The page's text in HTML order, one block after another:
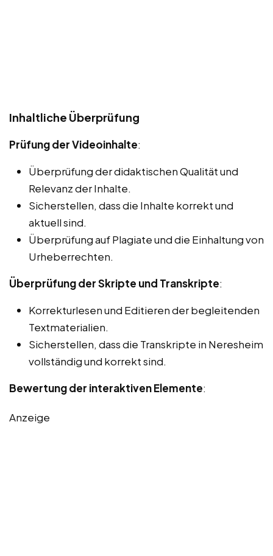
Inhaltliche Überprüfung
Prüfung der Videoinhalte:
Überprüfung der didaktischen Qualität und
Relevanz der Inhalte.
Sicherstellen, dass die Inhalte korrekt und
aktuell sind.
Überprüfung auf Plagiate und die Einhaltung von
Urheberrechten.
Überprüfung der Skripte und Transkripte:
Korrekturlesen und Editieren der begleitenden
Textmaterialien.
Sicherstellen, dass die Transkripte in Neresheim
vollständig und korrekt sind.
Bewertung der interaktiven Elemente:
Anzeige